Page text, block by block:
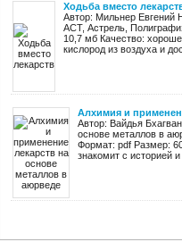
Ходьба вместо
Автор: Мильнер Евгений
АСТ, Астрель,
10,7 мб Качество:
кислород из воздуха и
Алхимия и
Автор: Вайдья
основе металлов в
Формат: pdf Размер:
знакомит с историей